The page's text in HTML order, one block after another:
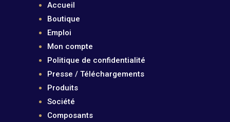
Accueil
Boutique
Emploi
Mon compte
Politique de confidentialité
Presse / Téléchargements
Produits
Société
Composants